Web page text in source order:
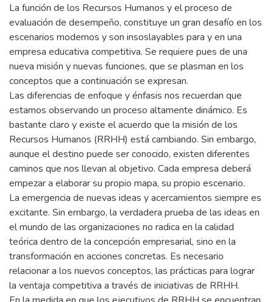
La función de los Recursos Humanos y el proceso de
evaluación de desempeño, constituye un gran desafío en los
escenarios modernos y son insoslayables para y en una
empresa educativa competitiva. Se requiere pues de una
nueva misión y nuevas funciones, que se plasman en los
conceptos que a continuación se expresan.
Las diferencias de enfoque y énfasis nos recuerdan que
estamos observando un proceso altamente dinámico. Es
bastante claro y existe el acuerdo que la misión de los
Recursos Humanos (RRHH) está cambiando. Sin embargo,
aunque el destino puede ser conocido, existen diferentes
caminos que nos llevan al objetivo. Cada empresa deberá
empezar a elaborar su propio mapa, su propio escenario.
La emergencia de nuevas ideas y acercamientos siempre es
excitante. Sin embargo, la verdadera prueba de las ideas en
el mundo de las organizaciones no radica en la calidad
teórica dentro de la concepción empresarial, sino en la
transformación en acciones concretas. Es necesario
relacionar a los nuevos conceptos, las prácticas para lograr
la ventaja competitiva a través de iniciativas de RRHH.